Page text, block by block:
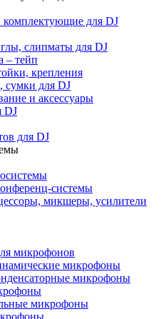
комплектующие для DJ
слипматы для DJ
– тейп
крепления
сумки для DJ
и аксессуары
DJ
для DJ
системы
микшеры, усилители
микрофонов
микрофоны
микрофоны
микрофоны